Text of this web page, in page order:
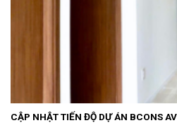
CẬP NHẬT TIẾN ĐỘ DỰ ÁN BCONS